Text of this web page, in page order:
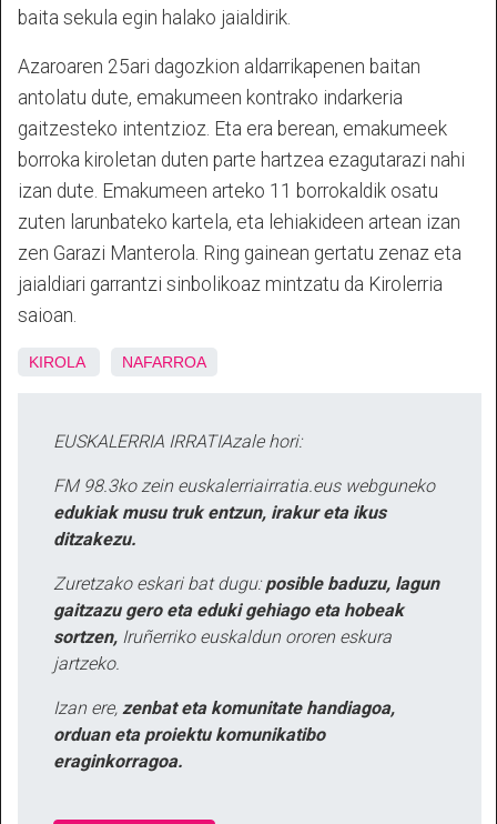
baita sekula egin halako jaialdirik.
Azaroaren 25ari dagozkion aldarrikapenen baitan
antolatu dute, emakumeen kontrako indarkeria
gaitzesteko intentzioz. Eta era berean, emakumeek
borroka kiroletan duten parte hartzea ezagutarazi nahi
izan dute. Emakumeen arteko 11 borrokaldik osatu
zuten larunbateko kartela, eta lehiakideen artean izan
zen Garazi Manterola. Ring gainean gertatu zenaz eta
jaialdiari garrantzi sinbolikoaz mintzatu da Kirolerria
saioan.
KIROLA NAFARROA
EUSKALERRIA IRRATIAzale hori:
FM 98.3ko zein euskalerriairratia.eus webguneko
edukiak musu truk entzun, irakur eta ikus
ditzakezu.
Zuretzako eskari bat dugu: posible baduzu, lagun
gaitzazu gero eta eduki gehiago eta hobeak
sortzen, Iruñerriko euskaldun ororen eskura
jartzeko.
Izan ere, zenbat eta komunitate handiagoa,
orduan eta proiektu komunikatibo
eraginkorragoa.